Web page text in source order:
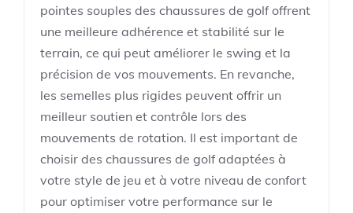
pointes souples des chaussures de golf offrent
une meilleure adhérence et stabilité sur le
terrain, ce qui peut améliorer le swing et la
précision de vos mouvements. En revanche,
les semelles plus rigides peuvent offrir un
meilleur soutien et contrôle lors des
mouvements de rotation. Il est important de
choisir des chaussures de golf adaptées à
votre style de jeu et à votre niveau de confort
pour optimiser votre performance sur le